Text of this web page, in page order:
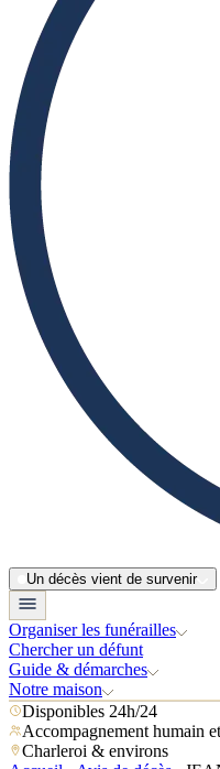
Un décès vient de survenir
Organiser les funérailles
Chercher un défunt
Guide & démarches
Notre maison
Disponibles 24h/24
Accompagnement humain
Charleroi & environs